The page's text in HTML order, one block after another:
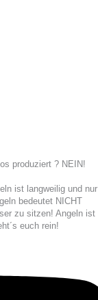
produziert ? NEIN!
ist langweilig und nur
bedeutet NICHT
zu sitzen! Angeln ist
euch rein!